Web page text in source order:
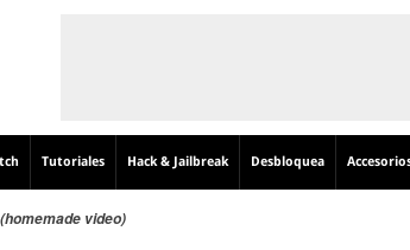
Tutoriales Hack & Jailbreak Desbloquea
video)